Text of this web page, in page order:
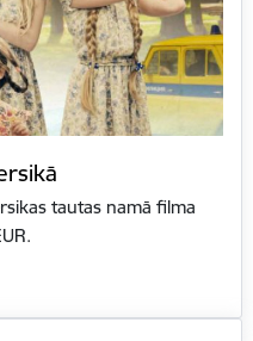
tautas namā filma